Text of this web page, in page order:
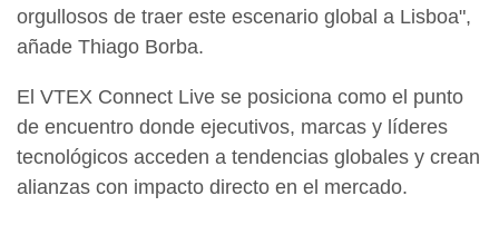
orgullosos de traer este escenario global a Lisboa",
añade Thiago Borba.
El VTEX Connect Live se posiciona como el punto
de encuentro donde ejecutivos, marcas y líderes
tecnológicos acceden a tendencias globales y crean
alianzas con impacto directo en el mercado.